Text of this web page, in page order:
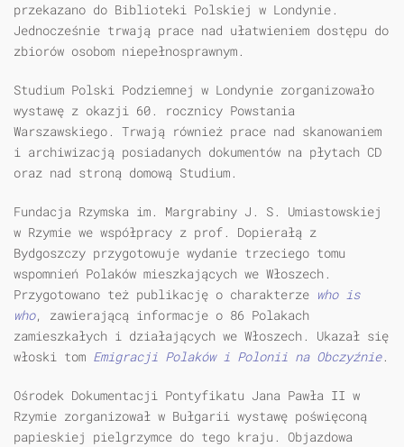
przekazano do Biblioteki Polskiej w Londynie.
Jednocześnie trwają prace nad ułatwieniem dostępu do
zbiorów osobom niepełnosprawnym.
Studium Polski Podziemnej w Londynie zorganizowało
wystawę z okazji 60. rocznicy Powstania
Warszawskiego. Trwają również prace nad skanowaniem
i archiwizacją posiadanych dokumentów na płytach CD
oraz nad stroną domową Studium.
Fundacja Rzymska im. Margrabiny J. S. Umiastowskiej
w Rzymie we współpracy z prof. Dopierałą z
Bydgoszczy przygotowuje wydanie trzeciego tomu
wspomnień Polaków mieszkających we Włoszech.
Przygotowano też publikację o charakterze who is
who, zawierającą informacje o 86 Polakach
zamieszkałych i działających we Włoszech. Ukazał się
włoski tom Emigracji Polaków i Polonii na Obczyźnie.
Ośrodek Dokumentacji Pontyfikatu Jana Pawła II w
Rzymie zorganizował w Bułgarii wystawę poświęconą
papieskiej pielgrzymce do tego kraju. Objazdowa